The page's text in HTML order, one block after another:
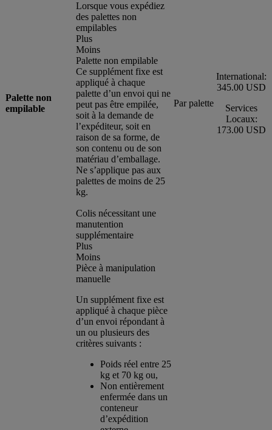
Palette non
empilable
Lorsque vous expédiez
des palettes non
empilables
Plus
Moins
Palette non empilable
Ce supplément fixe est
appliqué à chaque
palette d’un envoi qui ne
peut pas être empilée,
soit à la demande de
l’expéditeur, soit en
raison de sa forme, de
son contenu ou de son
matériau d’emballage.
Ne s’applique pas aux
palettes de moins de 25
kg.
Par palette
International:
345.00 USD
Services
Locaux:
173.00 USD
Colis nécessitant une
manutention
supplémentaire
Plus
Moins
Pièce à manipulation
manuelle
Un supplément fixe est
appliqué à chaque pièce
d’un envoi répondant à
un ou plusieurs des
critères suivants :
Poids réel entre 25
kg et 70 kg ou,
Non entièrement
enfermée dans un
conteneur
d’expédition